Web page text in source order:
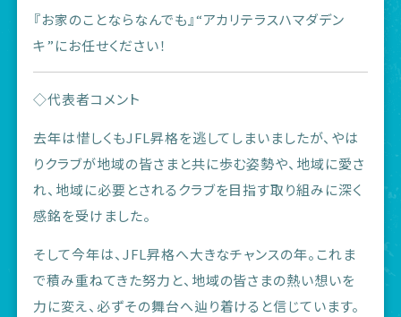
『お家のことならなんでも』“アカリテラスハマダデン
キ”にお任せください！
◇代表者コメント
去年は惜しくもJFL昇格を逃してしまいましたが、やは
りクラブが地域の皆さまと共に歩む姿勢や、地域に愛さ
れ、地域に必要とされるクラブを目指す取り組みに深く
感銘を受けました。
そして今年は、JFL昇格へ大きなチャンスの年。これま
で積み重ねてきた努力と、地域の皆さまの熱い想いを
力に変え、必ずその舞台へ辿り着けると信じています。